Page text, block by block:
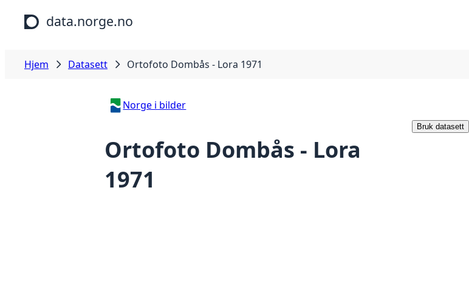
Hopp til hovedinnhold
data.norge.no
Hjem Datasett Ortofoto Dombås - Lora 1971
Norge i bilder
Ortofoto Dombås - Lora
1971
Bruk datasett